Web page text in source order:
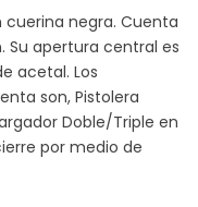
cuerina negra. Cuenta
Su apertura central es
acetal. Los
son, Pistolera
Doble/Triple en
por medio de